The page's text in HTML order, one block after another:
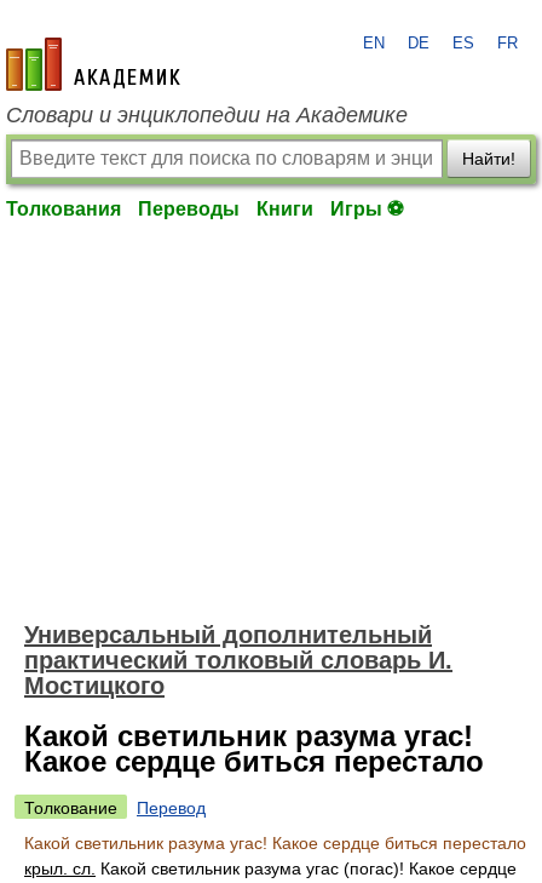
academic.ru
EN DE ES FR
Словари и энциклопедии на Академике
Найти!
Толкования Переводы Книги Игры ⚽
Универсальный дополнительный
практический толковый словарь И.
Мостицкого
Какой светильник разума угас!
Какое сердце биться перестало
Толкование
Перевод
Какой светильник разума угас! Какое сердце биться перестало
крыл. сл. Какой светильник разума угас (погас)! Какое сердце